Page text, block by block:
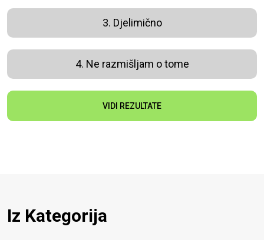
3. Djelimično
4. Ne razmišljam o tome
VIDI REZULTATE
Iz Kategorija